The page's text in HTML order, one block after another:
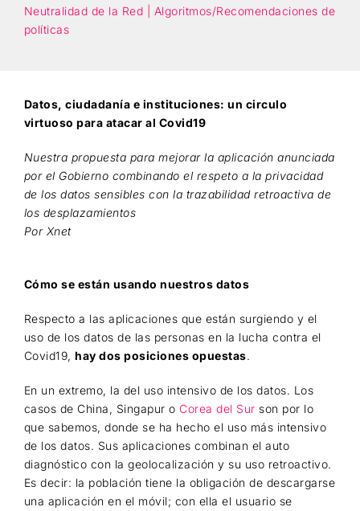
Neutralidad de la Red | Algoritmos/Recomendaciones de
políticas
Datos, ciudadanía e instituciones: un circulo
virtuoso para atacar al Covid19
Nuestra propuesta para mejorar la aplicación anunciada
por el Gobierno combinando el respeto a la privacidad
de los datos sensibles con la trazabilidad retroactiva de
los desplazamientos
Por Xnet
Cómo se están usando nuestros datos
Respecto a las aplicaciones que están surgiendo y el
uso de los datos de las personas en la lucha contra el
Covid19,hay dos posiciones opuestas.
En un extremo, la del uso intensivo de los datos. Los
casos de China, Singapur o Corea del Sur son por lo
que sabemos, donde se ha hecho el uso más intensivo
de los datos. Sus aplicaciones combinan el auto
diagnóstico con la geolocalización y su uso retroactivo.
Es decir: la población tiene la obligación de descargarse
una aplicación en el móvil; con ella el usuario se